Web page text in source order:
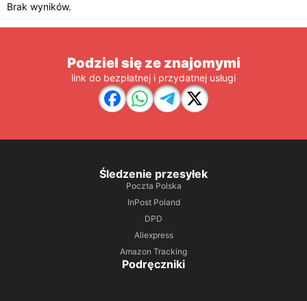
Brak wyników.
Podziel się ze znajomymi
link do bezpłatnej i przydatnej usługi
Śledzenie przesyłek
Poczta Polska
InPost Poland
DPD
Aliexpress
Amazon Tracking
Podręczniki